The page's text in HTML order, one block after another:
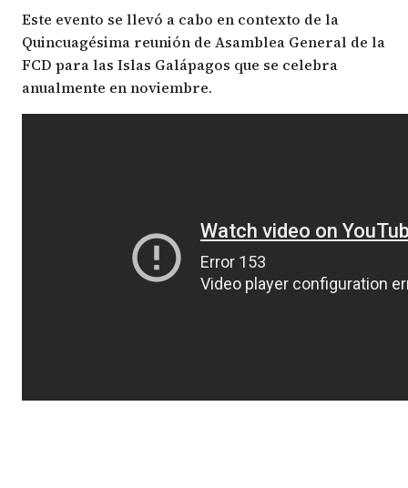
Este evento se llevó a cabo en contexto de la
Quincuagésima reunión de Asamblea General de la
FCD para las Islas Galápagos que se celebra
anualmente en noviembre.